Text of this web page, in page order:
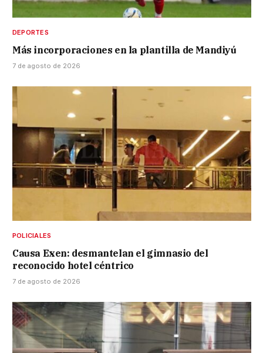
DEPORTES
Más incorporaciones en la plantilla de Mandiyú
7 de agosto de 2026
POLICIALES
Causa Exen: desmantelan el gimnasio del
reconocido hotel céntrico
7 de agosto de 2026